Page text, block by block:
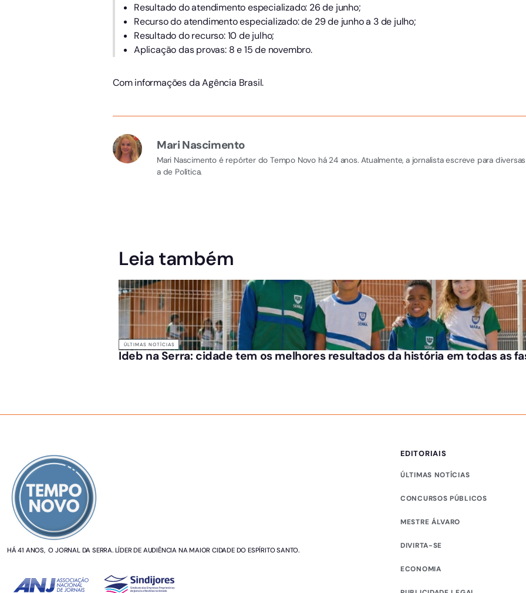
Resultado do atendimento especializado: 26 de junho;
Recurso do atendimento especializado: de 29 de junho a 3 de julho;
Resultado do recurso: 10 de julho;
Aplicação das provas: 8 e 15 de novembro.
Com informações da Agência Brasil.
Mari Nascimento
Mari Nascimento é repórter do Tempo Novo há 24 anos. Atualmente, a jornalista escreve para
a de Política.
Leia também
ÚLTIMAS NOTÍCIAS
Ideb na Serra: cidade tem os melhores resultados da história em todas as
HÁ 41 ANOS, O JORNAL DA SERRA. LÍDER DE AUDIÊNCIA NA MAIOR CIDADE DO ESPÍRITO SANTO.
EDITORIAIS
ÚLTIMAS NOTÍCIAS
CONCURSOS PÚBLICOS
MESTRE ÁLVARO
DIVIRTA-SE
ECONOMIA